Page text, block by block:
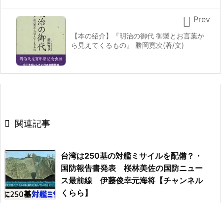
【本の紹介】『明治の御代 御製とお言葉か
ら見えてくるもの』 勝岡寛次(著/文)
 Prev
 関連記事
台湾は250基の対艦ミサイルを配備？・
国防報告書発表 桜林美佐の国防ニュー
ス最前線 伊藤俊幸元海将【チャンネル
くらら】